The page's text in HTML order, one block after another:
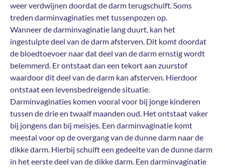
weer verdwijnen doordat de darm terugschuift. Soms
treden darminvaginaties met tussenpozen op.
Wanneer de darminvaginatie lang duurt, kan het
ingestulpte deel van de darm afsterven. Dit komt doordat
de bloedtoevoer naar dat deel van de darm ernstig wordt
belemmerd. Er ontstaat dan een tekort aan zuurstof
waardoor dit deel van de darm kan afsterven. Hierdoor
ontstaat een levensbedreigende situatie.
Darminvaginaties komen vooral voor bij jonge kinderen
tussen de drie en twaalf maanden oud. Het ontstaat vaker
bij jongens dan bij meisjes. Een darminvaginatie komt
meestal voor op de overgang van de dunne darm naar de
dikke darm. Hierbij schuift een gedeelte van de dunne darm
in het eerste deel van de dikke darm. Een darminvaginatie